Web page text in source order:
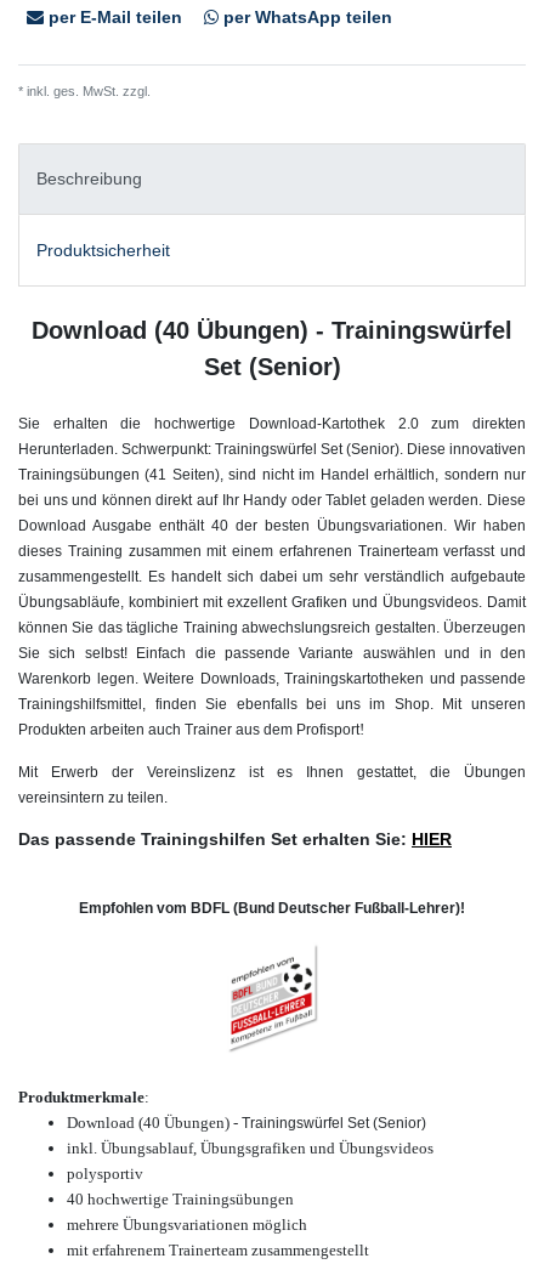
per E-Mail teilen per WhatsApp teilen
* inkl. ges. MwSt. zzgl.
Beschreibung
Produktsicherheit
Download (40 Übungen) - Trainingswürfel
Set (Senior)
Sie erhalten die hochwertige Download-Kartothek 2.0 zum direkten
Herunterladen. Schwerpunkt: Trainingswürfel Set (Senior). Diese innovativen
Trainingsübungen (41 Seiten), sind nicht im Handel erhältlich, sondern nur
bei uns und können direkt auf Ihr Handy oder Tablet geladen werden. Diese
Download Ausgabe enthält 40 der besten Übungsvariationen. Wir haben
dieses Training zusammen mit einem erfahrenen Trainerteam verfasst und
zusammengestellt. Es handelt sich dabei um sehr verständlich aufgebaute
Übungsabläufe, kombiniert mit exzellent Grafiken und Übungsvideos. Damit
können Sie das tägliche Training abwechslungsreich gestalten. Überzeugen
Sie sich selbst! Einfach die passende Variante auswählen und in den
Warenkorb legen. Weitere Downloads, Trainingskartotheken und passende
Trainingshilfsmittel, finden Sie ebenfalls bei uns im Shop. Mit unseren
Produkten arbeiten auch Trainer aus dem Profisport!
Mit Erwerb der Vereinslizenz ist es Ihnen gestattet, die Übungen
vereinsintern zu teilen.
Das passende Trainingshilfen Set erhalten Sie: HIER
Empfohlen vom BDFL (Bund Deutscher Fußball-Lehrer)!
Produktmerkmale:
Download (40 Übungen) - Trainingswürfel Set (Senior)
inkl. Übungsablauf, Übungsgrafiken und Übungsvideos
polysportiv
40 hochwertige Trainingsübungen
mehrere Übungsvariationen möglich
mit erfahrenem Trainerteam zusammengestellt